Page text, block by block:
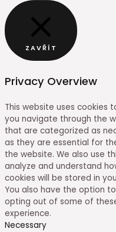
ZAVŘÍT
Privacy Overview
This website uses cookies
you navigate through the
that are categorized as
as they are essential for
the website. We also use
analyze and understand
cookies will be stored in
You also have the option
opting out of some of
experience.
Necessary